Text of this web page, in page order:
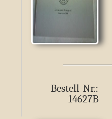
Bestell-Nr.:
14627B